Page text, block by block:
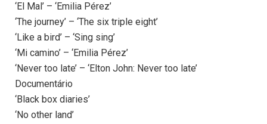
‘El Mal’ – ‘Emilia Pérez’
‘The journey’ – ‘The six triple eight’
‘Like a bird’ – ‘Sing sing’
‘Mi camino’ – ‘Emilia Pérez’
‘Never too late’ – ‘Elton John: Never too late’
Documentário
‘Black box diaries’
‘No other land’